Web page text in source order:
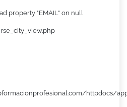
property "EMAIL" on null
httpdocs/